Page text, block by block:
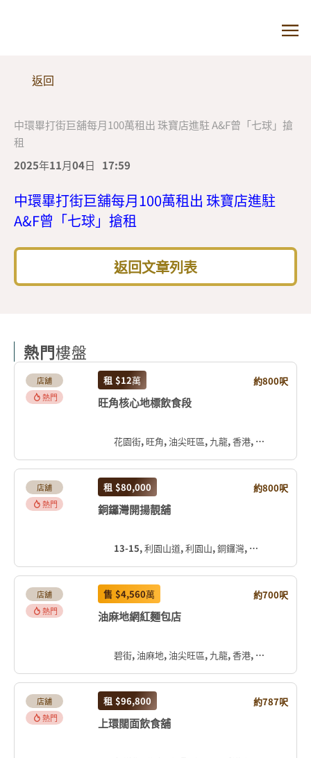
返回
中環畢打街巨舖每月100萬租出 珠寶店進駐 A&F曾「七球」搶
租
2025年11月04日
17:59
中環畢打街巨舖每月100萬租出 珠寶店進駐
A&F曾「七球」搶租
返回文章列表
熱門樓盤
店舖
熱門
租 $12萬 約800呎
旺角核心地標飲食段
花園街, 旺角, 油尖旺區, 九龍, 香港, 中国
店舖
熱門
租 $80,000 約800呎
銅鑼灣開揚靚舖
13-15, 利園山道, 利園山, 銅鑼灣, 灣仔區, 香港島, 香港, 中国
店舖
熱門
售 $4,560萬 約700呎
油麻地網紅麵包店
碧街, 油麻地, 油尖旺區, 九龍, 香港, 中国
店舖
熱門
租 $96,800 約787呎
上環闊面飲食舖